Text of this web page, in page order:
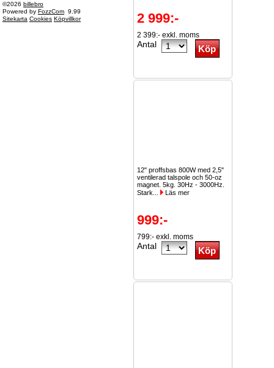
©2026 billebro
Powered by FozzCom 9.99
Sitekarta Cookies Köpvillkor 2 999:-
2 399:- exkl. moms
Antal
12" proffsbas 800W med 2,5"
ventilerad talspole och 50-oz
magnet. 5kg. 30Hz - 3000Hz.
Stark...
Läs mer
999:-
799:- exkl. moms
Antal